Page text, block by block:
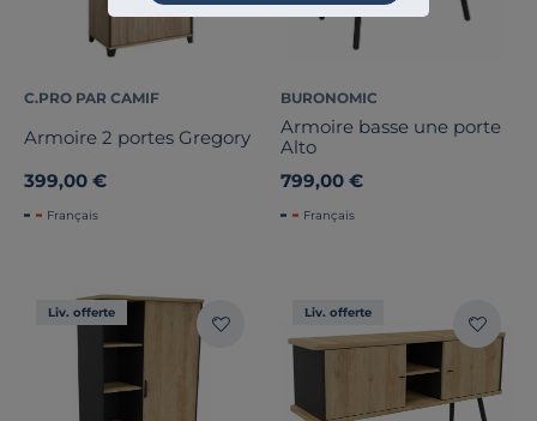
C.PRO PAR CAMIF
Armoire 2 portes Gregory
399,00 €
Français
BURONOMIC
Armoire basse une porte
Alto
799,00 €
Français
Liv. offerte Liv. offerte